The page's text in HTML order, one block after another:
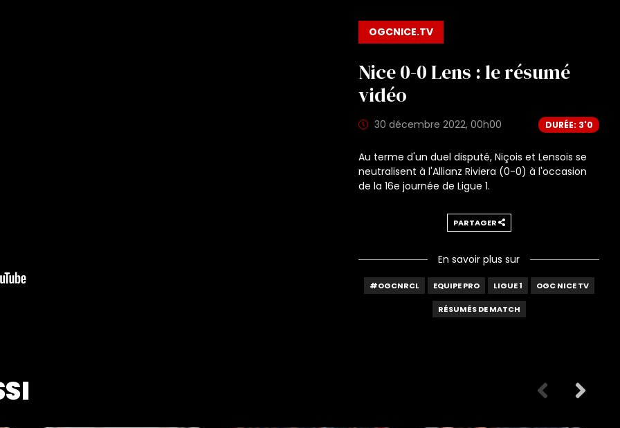
OGCNICE.TV
Nice 0-0 Lens : le résumé
vidéo
30 décembre 2022, 00h00 DURÉE: 3'0
Au terme d'un duel disputé, Niçois et Lensois se
neutralisent à l'Allianz Riviera (0-0) à l'occasion
de la 16e journée de Ligue 1.
PARTAGER
En savoir plus sur
#OGCNRCL EQUIPE PRO LIGUE 1 OGC NICE TV
RÉSUMÉS DE MATCH